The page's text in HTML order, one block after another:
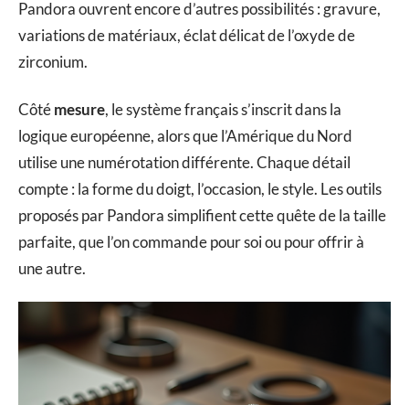
Pandora ouvrent encore d’autres possibilités : gravure,
variations de matériaux, éclat délicat de l’oxyde de
zirconium.
Côtémesure, le système français s’inscrit dans la
logique européenne, alors que l’Amérique du Nord
utilise une numérotation différente. Chaque détail
compte : la forme du doigt, l’occasion, le style. Les outils
proposés par Pandora simplifient cette quête de la taille
parfaite, que l’on commande pour soi ou pour offrir à
une autre.